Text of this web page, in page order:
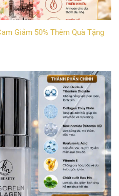
Giảm 50% Thêm Quà Tặng